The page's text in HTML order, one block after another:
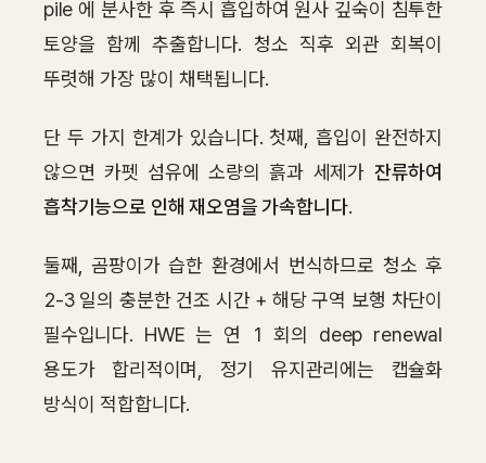
pile 에 분사한 후 즉시 흡입하여 원사 깊숙이 침투한
토양을 함께 추출합니다. 청소 직후 외관 회복이
뚜렷해 가장 많이 채택됩니다.
단 두 가지 한계가 있습니다. 첫째, 흡입이 완전하지
않으면 카펫 섬유에 소량의 흙과 세제가 잔류하여
흡착기능으로 인해 재오염을 가속합니다.
둘째, 곰팡이가 습한 환경에서 번식하므로 청소 후
2-3 일의 충분한 건조 시간 + 해당 구역 보행 차단이
필수입니다. HWE 는 연 1 회의 deep renewal
용도가 합리적이며, 정기 유지관리에는 캡슐화
방식이 적합합니다.